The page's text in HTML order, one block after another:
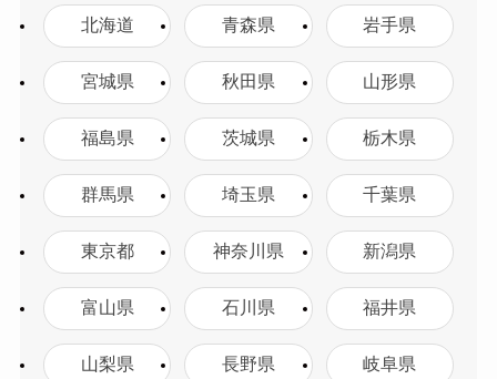
北海道 青森県 岩手県
宮城県 秋田県 山形県
福島県 茨城県 栃木県
群馬県 埼玉県 千葉県
東京都 神奈川県 新潟県
富山県 石川県 福井県
山梨県 長野県 岐阜県